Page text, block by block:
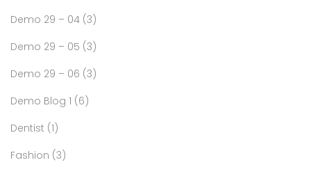
Demo 29 – 04 (3)
Demo 29 – 05 (3)
Demo 29 – 06 (3)
Demo Blog 1 (6)
Dentist (1)
Fashion (3)